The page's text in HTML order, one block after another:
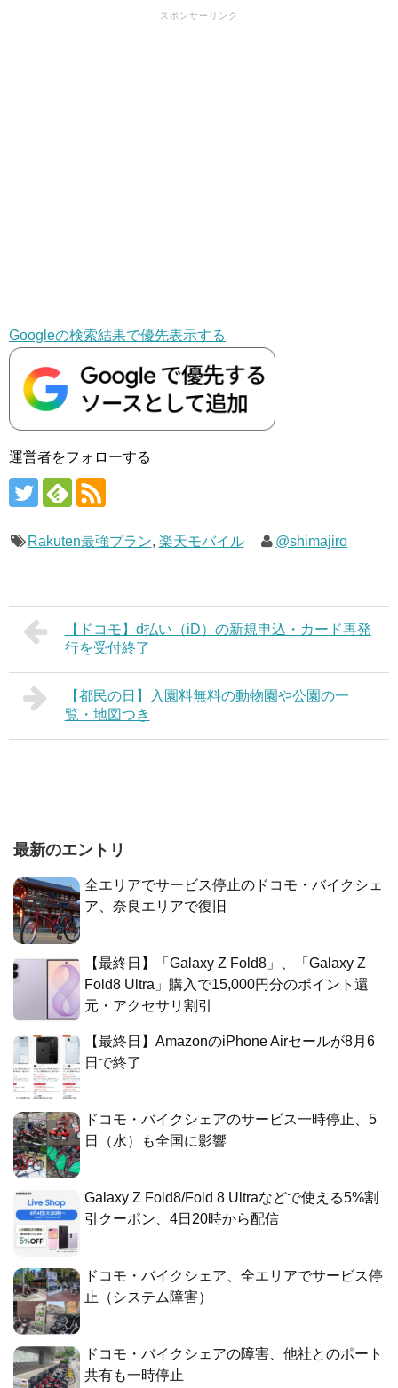
スポンサーリンク
Googleの検索結果で優先表示する
運営者をフォローする
Rakuten最強プラン, 楽天モバイル @shimajiro
【ドコモ】d払い（iD）の新規申込・カード再発
行を受付終了
【都民の日】入園料無料の動物園や公園の一
覧・地図つき
最新のエントリ
全エリアでサービス停止のドコモ・バイクシェ
ア、奈良エリアで復旧
【最終日】「Galaxy Z Fold8」、「Galaxy Z
Fold8 Ultra」購入で15,000円分のポイント還
元・アクセサリ割引
【最終日】AmazonのiPhone Airセールが8月6
日で終了
ドコモ・バイクシェアのサービス一時停止、5
日（水）も全国に影響
Galaxy Z Fold8/Fold 8 Ultraなどで使える5%割
引クーポン、4日20時から配信
ドコモ・バイクシェア、全エリアでサービス停
止（システム障害）
ドコモ・バイクシェアの障害、他社とのポート
共有も一時停止